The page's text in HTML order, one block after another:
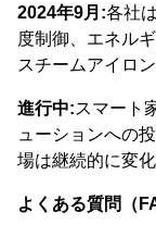
2024年9月:各社
度制御、エネル
スチームアイロ
進行中:スマート
ューションへの
場は継続的に変化
よくある質問（